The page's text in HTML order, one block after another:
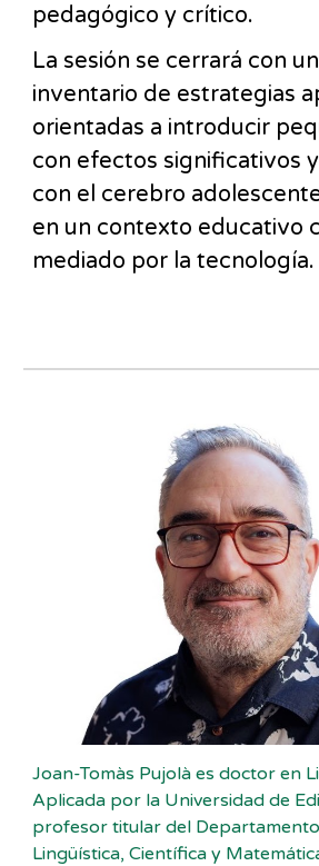
pedagógico y crítico.
La sesión se cerrará con
inventario de estrategias
orientadas a introducir
con efectos significativos
con el cerebro
en un contexto educativo
mediado por la tecnología.
Joan-Tomàs Pujolà es doctor en
Aplicada por la Universidad de
profesor titular del
Lingüística, Científica y